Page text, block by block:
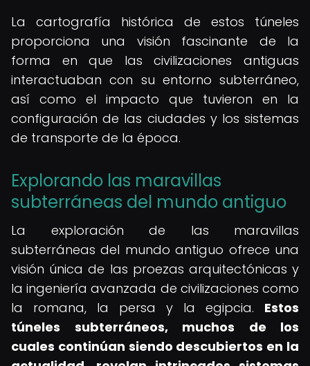
La cartografía histórica de estos túneles
proporciona una visión fascinante de la
forma en que las civilizaciones antiguas
interactuaban con su entorno subterráneo,
así como el impacto que tuvieron en la
configuración de las ciudades y los sistemas
de transporte de la época.
Explorando las maravillas
subterráneas del mundo antiguo
La exploración de las maravillas
subterráneas del mundo antiguo ofrece una
visión única de las proezas arquitectónicas y
la ingeniería avanzada de civilizaciones como
la romana, la persa y la egipcia. Estos
túneles subterráneos, muchos de los
cuales continúan siendo descubiertos en la